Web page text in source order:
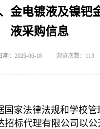
金电镀液及镍钯
液采购信息
期：2026-06-18 浏览次数： 113
国家法律法规和学校管
招标代理有限公司以公